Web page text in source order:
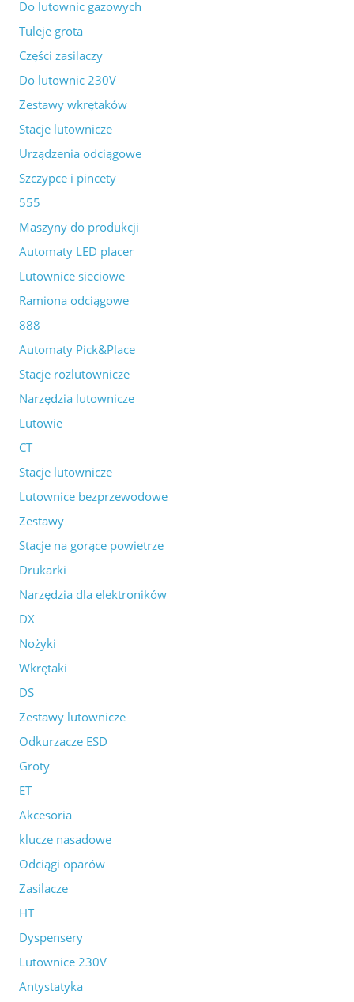
Do lutownic gazowych
Tuleje grota
Części zasilaczy
Do lutownic 230V
Zestawy wkrętaków
Stacje lutownicze
Urządzenia odciągowe
Szczypce i pincety
555
Maszyny do produkcji
Automaty LED placer
Lutownice sieciowe
Ramiona odciągowe
888
Automaty Pick&Place
Stacje rozlutownicze
Narzędzia lutownicze
Lutowie
CT
Stacje lutownicze
Lutownice bezprzewodowe
Zestawy
Stacje na gorące powietrze
Drukarki
Narzędzia dla elektroników
DX
Nożyki
Wkrętaki
DS
Zestawy lutownicze
Odkurzacze ESD
Groty
ET
Akcesoria
klucze nasadowe
Odciągi oparów
Zasilacze
HT
Dyspensery
Lutownice 230V
Antystatyka